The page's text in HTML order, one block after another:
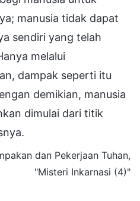
manusia tidak dapat
sendiri yang telah
melalui
dampak seperti itu
demikian, manusia
dimulai dari titik
dan Pekerjaan Tuhan,
"Misteri Inkarnasi (4)"